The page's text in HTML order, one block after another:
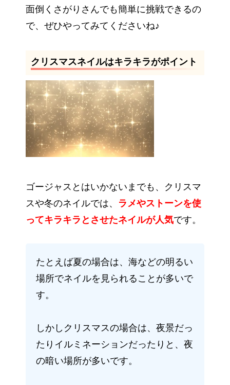
面倒くさがりさんでも簡単に挑戦できるの
で、ぜひやってみてくださいね♪
クリスマスネイルはキラキラがポイント
ゴージャスとはいかないまでも、クリスマ
スや冬のネイルでは、 ラメやストーンを使
ってキラキラとさせたネイルが人気です。
たとえば夏の場合は、海などの明るい
場所でネイルを見られることが多いで
す。
しかしクリスマスの場合は、夜景だっ
たりイルミネーションだったりと、夜
の暗い場所が多いです。